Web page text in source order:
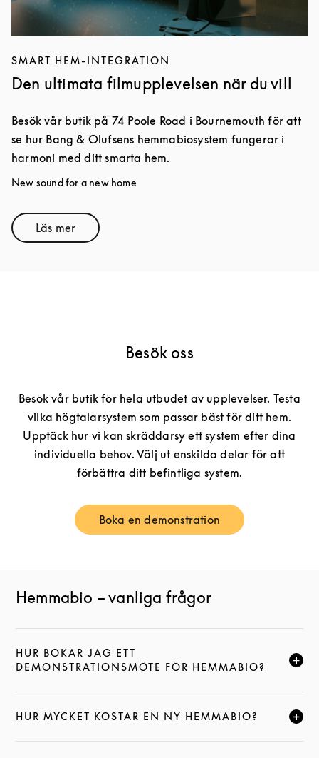
SMART HEM-INTEGRATION
Den ultimata filmupplevelsen när du vill
Besök vår butik på 74 Poole Road i Bournemouth för att
se hur Bang & Olufsens hemmabiosystem fungerar i
harmoni med ditt smarta hem.
New sound for a new home
Läs merLink Opens in New Tab
Besök oss
Besök vår butik för hela utbudet av upplevelser. Testa
vilka högtalarsystem som passar bäst för ditt hem.
Upptäck hur vi kan skräddarsy ett system efter dina
individuella behov. Välj ut enskilda delar för att
förbättra ditt befintliga system.
Boka en demonstration
Link Opens in New Tab
Hemmabio – vanliga frågor
HUR BOKAR JAG ETT
DEMONSTRATIONSMÖTE FÖR HEMMABIO?
KLICKA FÖR ATT EXPANDERA DEN HÄR
HUR MYCKET KOSTAR EN NY HEMMABIO?
KLICKA FÖR ATT EXPANDERA DEN HÄR